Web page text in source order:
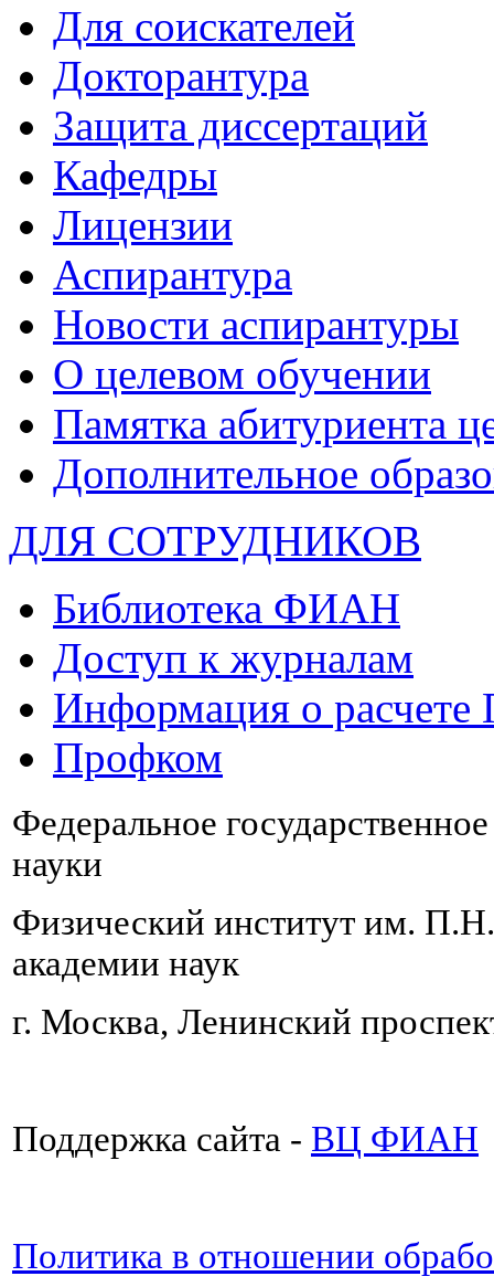
Для соискателей
Докторантура
Защита диссертаций
Кафедры
Лицензии
Аспирантура
Новости аспирантуры
О целевом обучении
Памятка абитуриента
Дополнительное
ДЛЯ СОТРУДНИКОВ
Библиотека ФИАН
Доступ к журналам
Информация о
Профком
Федеральное
науки
Физический институт им.
академии наук
г. Москва, Ленинский
Поддержка сайта - ВЦ ФИАН
Политика в отношении